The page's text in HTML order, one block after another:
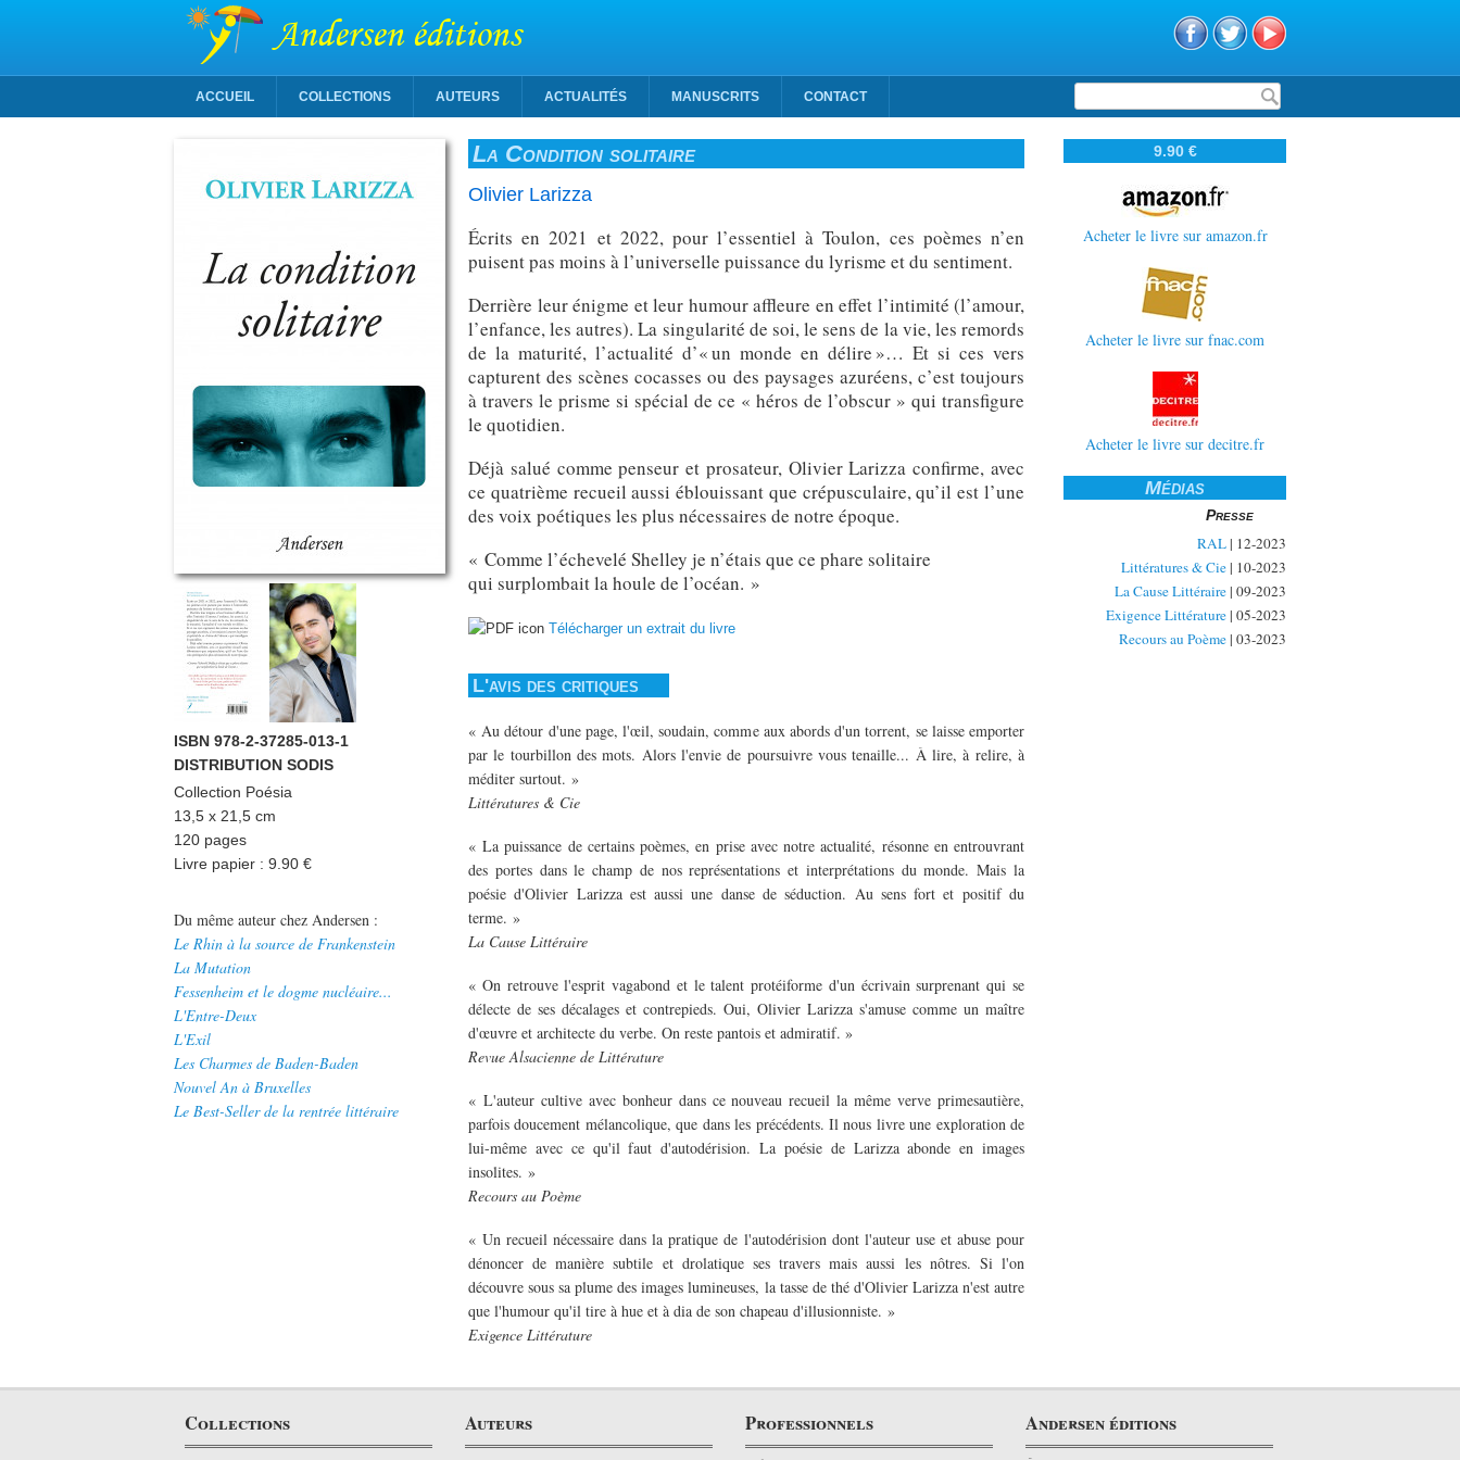
Andersen éditions
Formulaire de recherche
ACCUEIL COLLECTIONS AUTEURS ACTUALITÉS MANUSCRITS CONTACT
ISBN 978-2-37285-013-1
DISTRIBUTION SODIS
Collection Poésia
13,5 x 21,5 cm
120 pages
Livre papier : 9.90 €
Du même auteur chez Andersen :
Le Rhin à la source de Frankenstein
La Mutation
Fessenheim et le dogme nucléaire...
L'Entre-Deux
L'Exil
Les Charmes de Baden-Baden
Nouvel An à Bruxelles
Le Best-Seller de la rentrée littéraire
La Condition solitaire
Olivier Larizza
Écrits en 2021 et 2022, pour l’essentiel à Toulon, ces poèmes n’en
puisent pas moins à l’universelle puissance du lyrisme et du sentiment.
Derrière leur énigme et leur humour affleure en effet l’intimité (l’amour,
l’enfance, les autres). La singularité de soi, le sens de la vie, les remords
de la maturité, l’actualité d’« un monde en délire »… Et si ces vers
capturent des scènes cocasses ou des paysages azuréens, c’est toujours
à travers le prisme si spécial de ce « héros de l’obscur » qui transfigure
le quotidien.
Déjà salué comme penseur et prosateur, Olivier Larizza confirme, avec
ce quatrième recueil aussi éblouissant que crépusculaire, qu’il est l’une
des voix poétiques les plus nécessaires de notre époque.
« Comme l’échevelé Shelley je n’étais que ce phare solitaire
qui surplombait la houle de l’océan. »
Télécharger un extrait du livre
L'avis des critiques
« Au détour d'une page, l'œil, soudain, comme aux abords d'un torrent, se laisse emporter
par le tourbillon des mots. Alors l'envie de poursuivre vous tenaille... À lire, à relire, à
méditer surtout. »
Littératures & Cie
« La puissance de certains poèmes, en prise avec notre actualité, résonne en entrouvrant
des portes dans le champ de nos représentations et interprétations du monde. Mais la
poésie d'Olivier Larizza est aussi une danse de séduction. Au sens fort et positif du
terme. »
La Cause Littéraire
« On retrouve l'esprit vagabond et le talent protéiforme d'un écrivain surprenant qui se
délecte de ses décalages et contrepieds. Oui, Olivier Larizza s'amuse comme un maître
d'œuvre et architecte du verbe. On reste pantois et admiratif. »
Revue Alsacienne de Littérature
« L'auteur cultive avec bonheur dans ce nouveau recueil la même verve primesautière,
parfois doucement mélancolique, que dans les précédents. Il nous livre une exploration de
lui-même avec ce qu'il faut d'autodérision. La poésie de Larizza abonde en images
insolites. »
Recours au Poème
« Un recueil nécessaire dans la pratique de l'autodérision dont l'auteur use et abuse pour
dénoncer de manière subtile et drolatique ses travers mais aussi les nôtres. Si l'on
découvre sous sa plume des images lumineuses, la tasse de thé d'Olivier Larizza n'est autre
que l'humour qu'il tire à hue et à dia de son chapeau d'illusionniste. »
Exigence Littérature
9.90 €
Acheter le livre sur amazon.fr
Acheter le livre sur fnac.com
Acheter le livre sur decitre.fr
Médias
Presse
RAL| 12-2023
Littératures & Cie| 10-2023
La Cause Littéraire| 09-2023
Exigence Littérature| 05-2023
Recours au Poème| 03-2023
Collections Auteurs Professionnels Andersen éditions